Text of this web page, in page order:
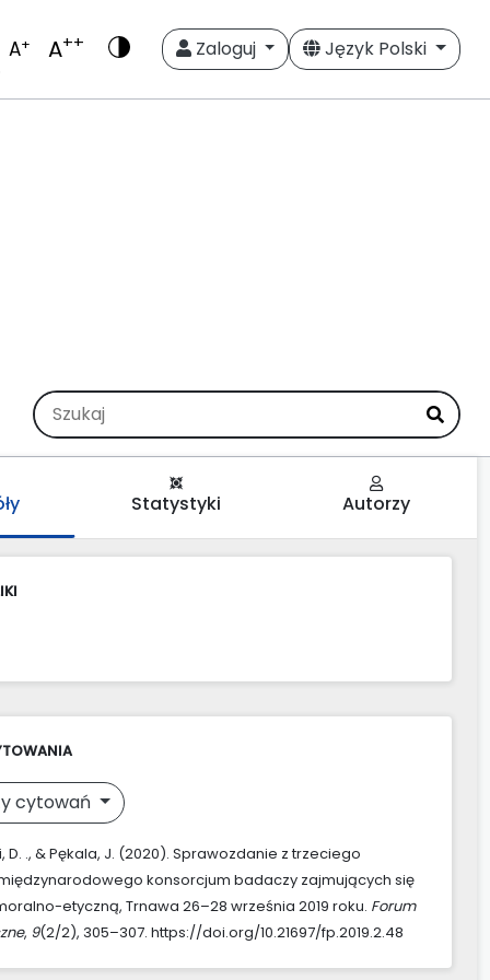
A+ A++ Zaloguj Język Polski
Statystyki Autorzy
cytowań
D. ., & Pękala, J. (2020). Sprawozdanie z trzeciego
konsorcjum badaczy zajmujących się
etyczną, Trnawa 26–28 września 2019 roku. Forum
, 9(2/2), 305–307. https://doi.org/10.21697/fp.2019.2.48